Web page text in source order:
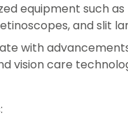
equipment such as
and slit
with
vision care